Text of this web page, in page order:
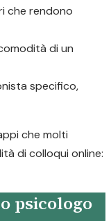
che rendono
di un
specifico,
che molti
di colloqui online:
psicologo